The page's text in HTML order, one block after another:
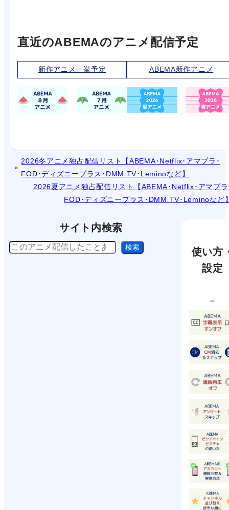
直近のABEMAのアニメ配信予定
新作アニメ一挙予定 ABEMA新作アニメ
2026冬アニメ独占配信リスト【ABEMA･Netflix･アマプラ･
FOD･ディズニープラス･DMM TV･Leminoなど】
2026夏アニメ独占配信リスト【ABEMA･Netflix･アマプ
FOD･ディズニープラス･DMM TV･Leminoなど
サイト内検索
検
検索
使い方
設定